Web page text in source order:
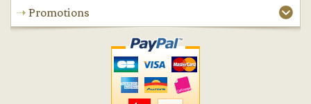
Promotions